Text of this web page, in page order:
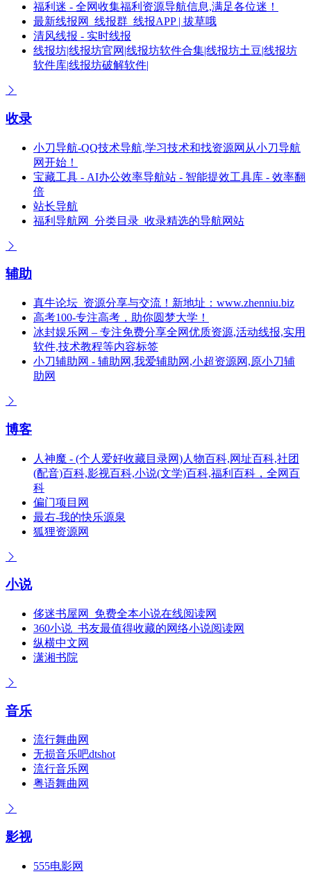
福利迷 - 全网收集福利资源导航信息,满足各位迷！
最新线报网_线报群_线报APP | 拔草哦
清风线报 - 实时线报
线报坊|线报坊官网|线报坊软件合集|线报坊土豆|线报坊
软件库|线报坊破解软件|
收录
小刀导航-QQ技术导航,学习技术和找资源网从小刀导航
网开始！
宝藏工具 - AI办公效率导航站 - 智能提效工具库 - 效率翻
倍
站长导航
福利导航网_分类目录_收录精选的导航网站
辅助
真牛论坛_资源分享与交流！新地址：www.zhenniu.biz
高考100-专注高考，助你圆梦大学！
冰封娱乐网 – 专注免费分享全网优质资源,活动线报,实用
软件,技术教程等内容标签
小刀辅助网 - 辅助网,我爱辅助网,小超资源网,原小刀辅
助网
博客
人神魔 - (个人爱好收藏目录网)人物百科,网址百科,社团
(配音)百科,影视百科,小说(文学)百科,福利百科，全网百
科
偏门项目网
最右-我的快乐源泉
狐狸资源网
小说
侈迷书屋网_免费全本小说在线阅读网
360小说_书友最值得收藏的网络小说阅读网
纵横中文网
潇湘书院
音乐
流行舞曲网
无损音乐吧dtshot
流行音乐网
粤语舞曲网
影视
555电影网